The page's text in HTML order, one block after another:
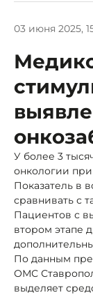
03 июня 2025,
У более 3
онкологии
Показатель в
сравнивать с
Пациентов с
втором этапе
По данным
ОМС
выделяет